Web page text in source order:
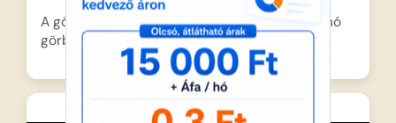
A gőgös mezeinyúl csúfolódni kezd a sündisznó
görbe lábai miatt,…